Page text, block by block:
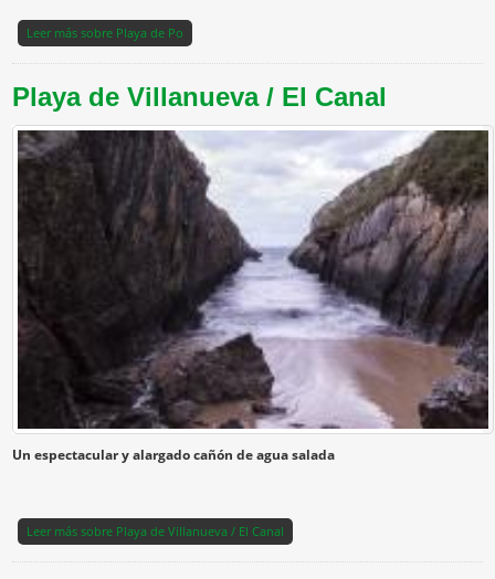
Leer mássobre Playa de Po
Playa de Villanueva / El Canal
Un espectacular y alargado cañón de agua salada
Leer mássobre Playa de Villanueva / El Canal